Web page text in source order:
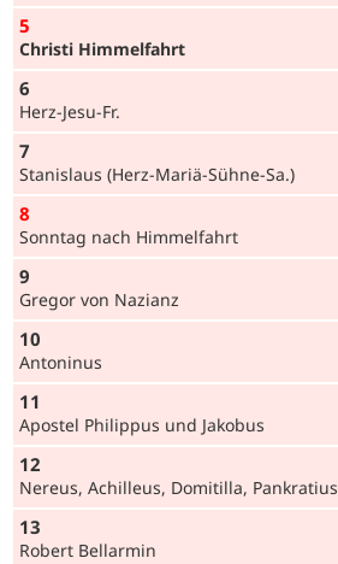
5
Christi Himmelfahrt
6
Herz-Jesu-Fr.
7
Stanislaus (Herz-Mariä-Sühne-Sa.)
8
Sonntag nach Himmelfahrt
9
Gregor von Nazianz
10
Antoninus
11
Apostel Philippus und Jakobus
12
Nereus, Achilleus, Domitilla, Pankratius
13
Robert Bellarmin